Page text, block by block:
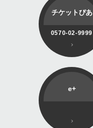
チケットぴあ
0570-02-9999
e+